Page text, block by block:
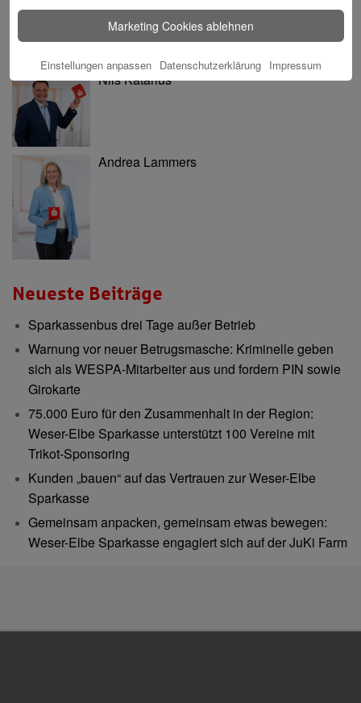
Nils Katarius
Andrea Lammers
Neueste Beiträge
Sparkassenbus drei Tage außer Betrieb
Warnung vor neuer Betrugsmasche: Kriminelle geben
sich als WESPA-Mitarbeiter aus und fordern PIN sowie
Girokarte
75.000 Euro für den Zusammenhalt in der Region:
Weser-Elbe Sparkasse unterstützt 100 Vereine mit
Trikot-Sponsoring
Kunden „bauen“ auf das Vertrauen zur Weser-Elbe
Sparkasse
Gemeinsam anpacken, gemeinsam etwas bewegen:
Weser-Elbe Sparkasse engagiert sich auf der JuKi Farm
Marketing Cookies ablehnen
Einstellungen anpassen Datenschutzerklärung Impressum